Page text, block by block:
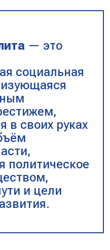
— это
социальная
в своих руках
политическое
и цели